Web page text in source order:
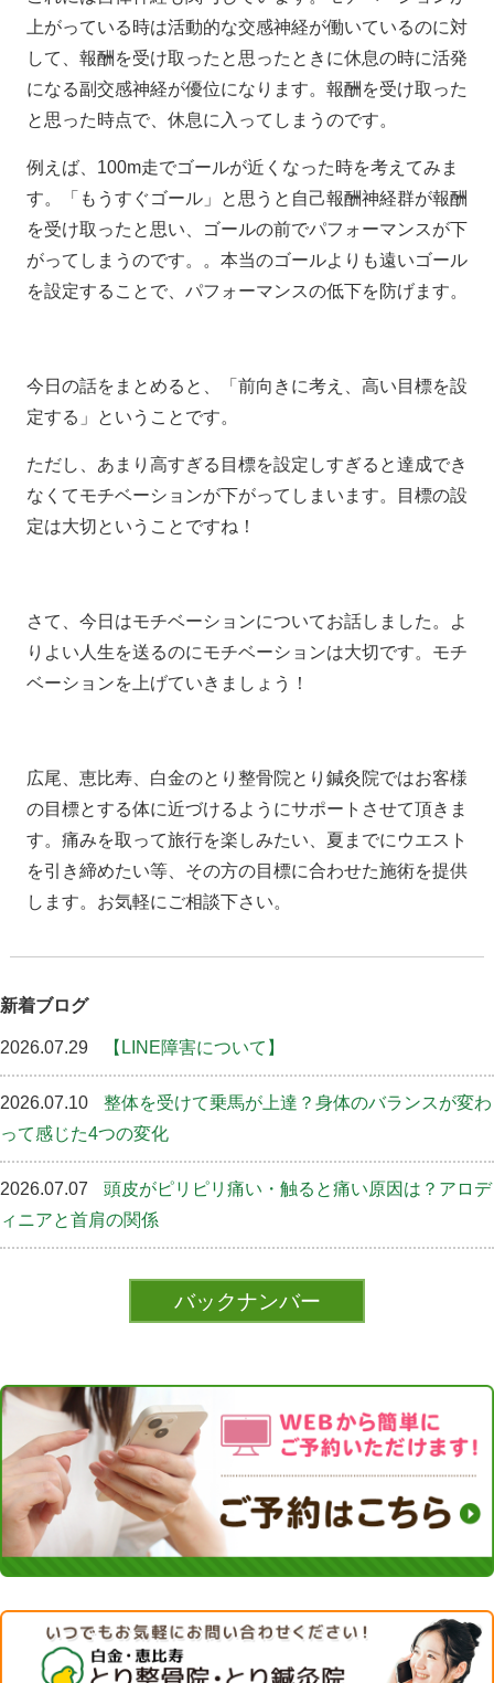
上がっている時は活動的な交感神経が働いているのに対
して、報酬を受け取ったと思ったときに休息の時に活発
になる副交感神経が優位になります。報酬を受け取った
と思った時点で、休息に入ってしまうのです。
例えば、100m走でゴールが近くなった時を考えてみま
す。「もうすぐゴール」と思うと自己報酬神経群が報酬
を受け取ったと思い、ゴールの前でパフォーマンスが下
がってしまうのです。。本当のゴールよりも遠いゴール
を設定することで、パフォーマンスの低下を防げます。
今日の話をまとめると、「前向きに考え、高い目標を設
定する」ということです。
ただし、あまり高すぎる目標を設定しすぎると達成でき
なくてモチベーションが下がってしまいます。目標の設
定は大切ということですね！
さて、今日はモチベーションについてお話しました。よ
りよい人生を送るのにモチベーションは大切です。モチ
ベーションを上げていきましょう！
広尾、恵比寿、白金のとり整骨院とり鍼灸院ではお客様
の目標とする体に近づけるようにサポートさせて頂きま
す。痛みを取って旅行を楽しみたい、夏までにウエスト
を引き締めたい等、その方の目標に合わせた施術を提供
します。お気軽にご相談下さい。
新着ブログ
2026.07.29 【LINE障害について】
2026.07.10
整体を受けて乗馬が上達？身体のバランスが変わ
って感じた4つの変化
2026.07.07
頭皮がピリピリ痛い・触ると痛い原因は？アロデ
ィニアと首肩の関係
バックナンバー